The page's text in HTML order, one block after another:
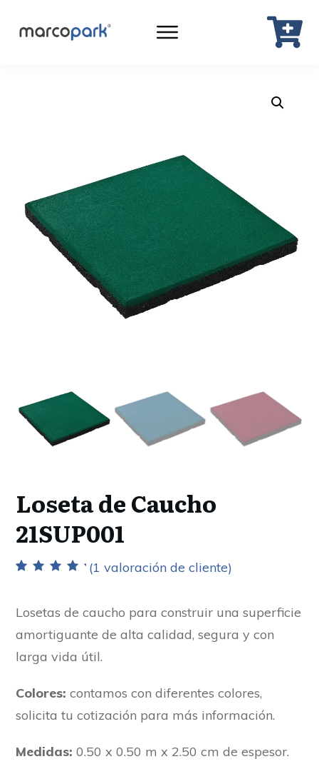
Loseta de Caucho
21SUP001
valoración de
(1 valoración de cliente)
Losetas de caucho para construir una superficie
amortiguante de alta calidad, segura y con
larga vida útil.
Colores: contamos con diferentes colores,
solicita tu cotización para más información.
Medidas: 0.50 x 0.50 m x 2.50 cm de espesor.